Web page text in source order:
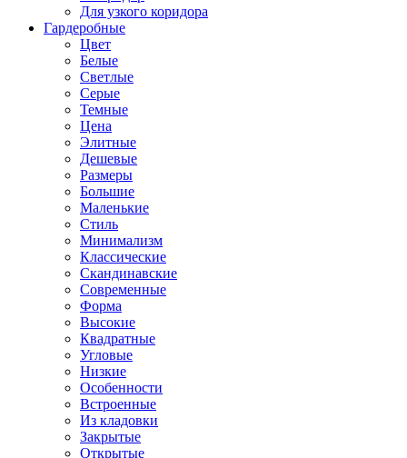
Для узкого коридора
Гардеробные
Цвет
Белые
Светлые
Серые
Темные
Цена
Элитные
Дешевые
Размеры
Большие
Маленькие
Стиль
Минимализм
Классические
Скандинавские
Современные
Форма
Высокие
Квадратные
Угловые
Низкие
Особенности
Встроенные
Из кладовки
Закрытые
Открытые